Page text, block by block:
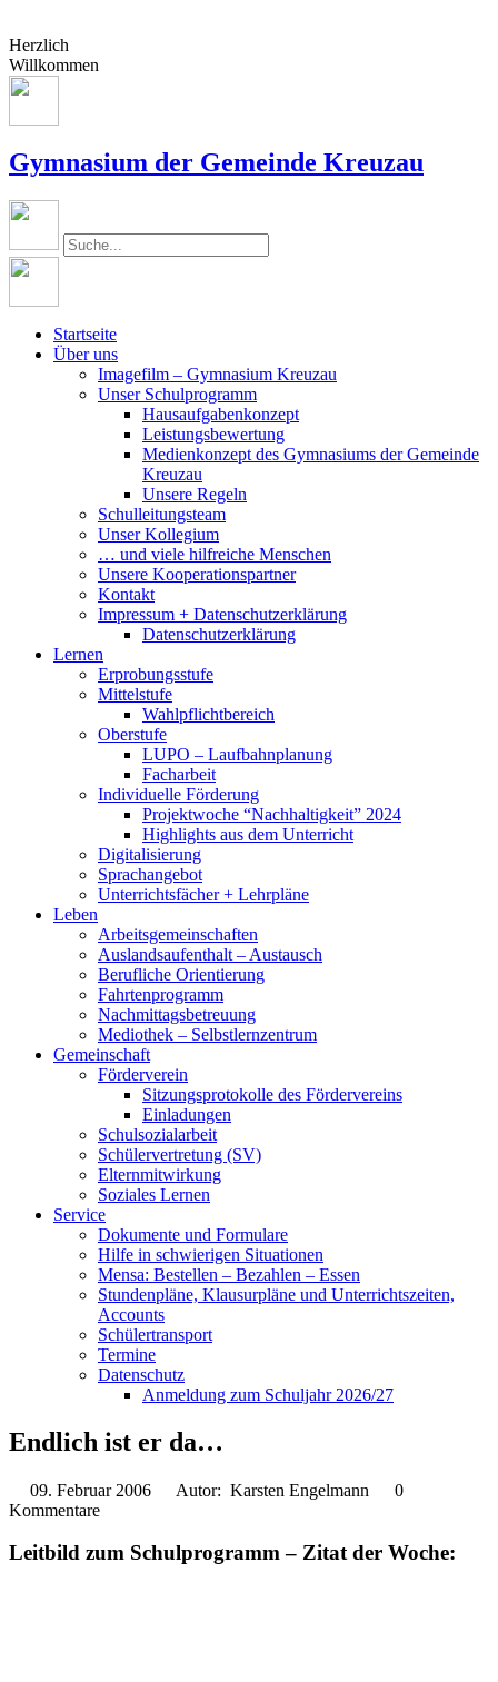
Herzlich
Willkommen
Gymnasium der Gemeinde Kreuzau
Startseite
Über uns
Imagefilm – Gymnasium Kreuzau
Unser Schulprogramm
Hausaufgabenkonzept
Leistungsbewertung
Medienkonzept des Gymnasiums der Gemeinde
Kreuzau
Unsere Regeln
Schulleitungsteam
Unser Kollegium
… und viele hilfreiche Menschen
Unsere Kooperationspartner
Kontakt
Impressum + Datenschutzerklärung
Datenschutzerklärung
Lernen
Erprobungsstufe
Mittelstufe
Wahlpflichtbereich
Oberstufe
LUPO – Laufbahnplanung
Facharbeit
Individuelle Förderung
Projektwoche “Nachhaltigkeit” 2024
Highlights aus dem Unterricht
Digitalisierung
Sprachangebot
Unterrichtsfächer + Lehrpläne
Leben
Arbeitsgemeinschaften
Auslandsaufenthalt – Austausch
Berufliche Orientierung
Fahrtenprogramm
Nachmittagsbetreuung
Mediothek – Selbstlernzentrum
Gemeinschaft
Förderverein
Sitzungsprotokolle des Fördervereins
Einladungen
Schulsozialarbeit
Schülervertretung (SV)
Elternmitwirkung
Soziales Lernen
Service
Dokumente und Formulare
Hilfe in schwierigen Situationen
Mensa: Bestellen – Bezahlen – Essen
Stundenpläne, Klausurpläne und Unterrichtszeiten,
Accounts
Schülertransport
Termine
Datenschutz
Anmeldung zum Schuljahr 2026/27
Endlich ist er da…
09. Februar 2006 Autor: Karsten Engelmann
0
Kommentare
Leitbild zum Schulprogramm – Zitat der Woche: